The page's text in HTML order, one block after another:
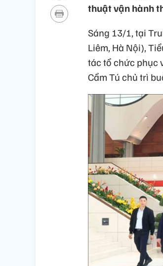
thuật vận hành
Sáng 13/1, tại
Liêm, Hà Nội),
tác tổ chức phục
Cẩm Tú chủ trì